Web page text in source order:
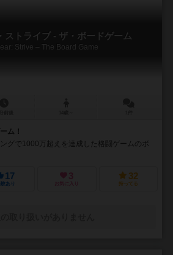
ストライブ - ザ・ボードゲーム
Strive – The Board Game
ム！
グで1000万超えを達成した格闘ゲームのボ
17
あり
3
お気に入り
32
持ってる